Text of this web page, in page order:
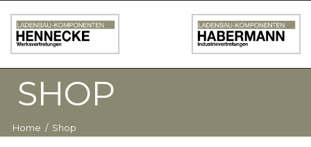
SHOP
Home / Shop